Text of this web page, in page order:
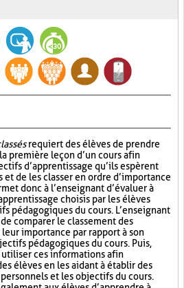
requiert des élèves de prendre
première leçon d’un cours afin
d’apprentissage qu’ils espèrent
de les classer en ordre d’importance
donc à l’enseignant d’évaluer à
choisis par les élèves
pédagogiques du cours. L’enseignant
comparer le classement des
importance par rapport à son
pédagogiques du cours. Puis,
ces informations afin
élèves en les aidant à établir des
et les objectifs du cours.